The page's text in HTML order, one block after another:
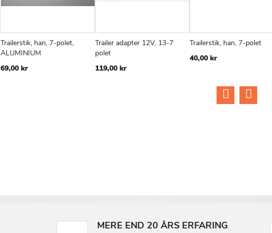
Læg i kurv
TILFØJSAMMENLIGN
Trailerstik, han, 7-polet,
ALUMINIUM
69,00 kr
Læg i kurv SAMMENLIGN
Trailer adapter 12V, 13-7
polet
119,00 kr
Trailerstik, han, 7-polet
40,00 kr
MERE END 20 ÅRS ERFARING